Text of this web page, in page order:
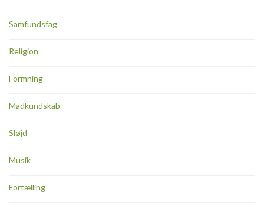
Samfundsfag
Religion
Formning
Madkundskab
Sløjd
Musik
Fortælling